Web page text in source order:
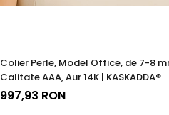
Colier Perle, Model Office, de 7-8
Calitate AAA, Aur 14K | KASKADDA®
997,93 RON